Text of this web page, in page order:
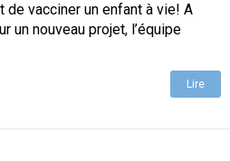
de vacciner un enfant à vie! A
un nouveau projet, l’équipe
Lire